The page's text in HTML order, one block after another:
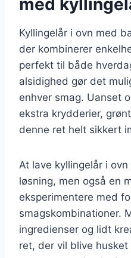
Kyllingelår i ovn med
der kombinerer
perfekt til både
alsidighed gør det
enhver smag. Uanset
ekstra krydderier,
denne ret helt sikkert
At lave kyllingelår i
løsning, men også en
eksperimentere med
smagskombinationer.
ingredienser og lidt
ret, der vil blive